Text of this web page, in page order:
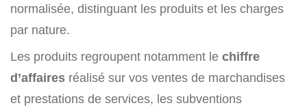
normalisée, distinguant les produits et les charges
par nature.
Les produits regroupent notamment le chiffre
d’affaires réalisé sur vos ventes de marchandises
et prestations de services, les subventions